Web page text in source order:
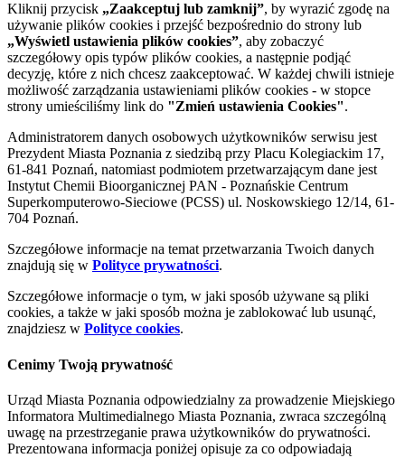
Kliknij przycisk „Zaakceptuj lub zamknij”, by wyrazić zgodę na
używanie plików cookies i przejść bezpośrednio do strony lub
„Wyświetl ustawienia plików cookies”, aby zobaczyć
szczegółowy opis typów plików cookies, a następnie podjąć
decyzję, które z nich chcesz zaakceptować. W każdej chwili istnieje
możliwość zarządzania ustawieniami plików cookies - w stopce
strony umieściliśmy link do "Zmień ustawienia Cookies".
Administratorem danych osobowych użytkowników serwisu jest
Prezydent Miasta Poznania z siedzibą przy Placu Kolegiackim 17,
61-841 Poznań, natomiast podmiotem przetwarzającym dane jest
Instytut Chemii Bioorganicznej PAN - Poznańskie Centrum
Superkomputerowo-Sieciowe (PCSS) ul. Noskowskiego 12/14, 61-
704 Poznań.
Szczegółowe informacje na temat przetwarzania Twoich danych
znajdują się w Polityce prywatności.
Szczegółowe informacje o tym, w jaki sposób używane są pliki
cookies, a także w jaki sposób można je zablokować lub usunąć,
znajdziesz w Polityce cookies.
Cenimy Twoją prywatność
Urząd Miasta Poznania odpowiedzialny za prowadzenie Miejskiego
Informatora Multimedialnego Miasta Poznania, zwraca szczególną
uwagę na przestrzeganie prawa użytkowników do prywatności.
Prezentowana informacja poniżej opisuje za co odpowiadają